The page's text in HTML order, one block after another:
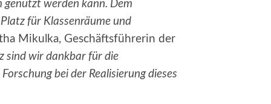
genützt werden kann. Dem
für Klassenräume und
Mikulka, Geschäftsführerin der
sind wir dankbar für die
bei der Realisierung dieses